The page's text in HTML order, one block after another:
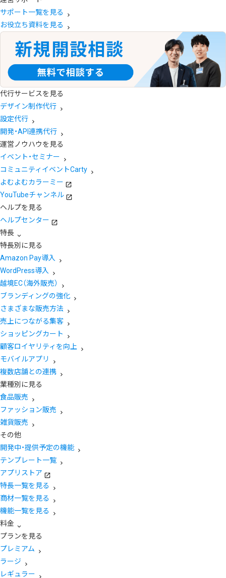
サポート一覧を見る
お役立ち資料を見る
代行サービスを見る
デザイン制作代行
設定代行
開発・API連携代行
運営ノウハウを見る
イベント・セミナー
コミュニティイベントCarty
よむよむカラーミー
YouTubeチャンネル
ヘルプを見る
ヘルプセンター
特長
特長別に見る
Amazon Pay導入
WordPress導入
越境EC（海外販売）
ブランディングの強化
さまざまな販売方法
売上につながる集客
ショッピングカート
顧客ロイヤリティを向上
モバイルアプリ
複数店舗との連携
業種別に見る
食品販売
ファッション販売
雑貨販売
その他
開発中・提供予定の機能
テンプレート一覧
アプリストア
特長一覧を見る
商材一覧を見る
機能一覧を見る
料金
プランを見る
プレミアム
ラージ
レギュラー